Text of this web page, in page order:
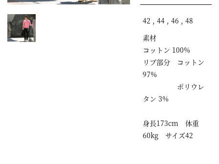
42 , 44 , 46 , 48
素材
コットン 100%
リブ部分 コットン
97%
ポリウレ
タン 3%
身長173cm 体重
60kg サイズ42